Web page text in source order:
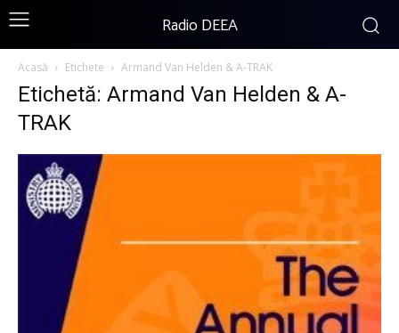
Radio DEEA
Acasă Etichete Armand Van Helden & A-TRAK
Etichetă: Armand Van Helden & A-
TRAK